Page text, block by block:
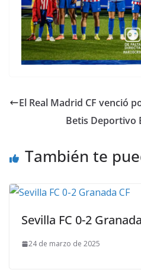
El Real Madrid CF venció
Betis Deportivo
También te
Sevilla FC 0-2
24 de marzo de 2025